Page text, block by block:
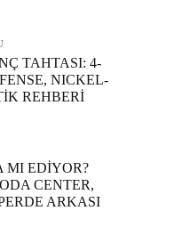
TAHTASI: 4-
NICKEL-
REHBERİ
MI EDİYOR?
CENTER,
ARKASI